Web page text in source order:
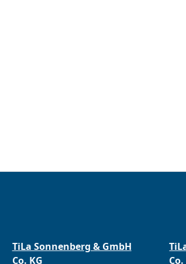
TiLa Sonnenberg & GmbH
Co. KG
Co.